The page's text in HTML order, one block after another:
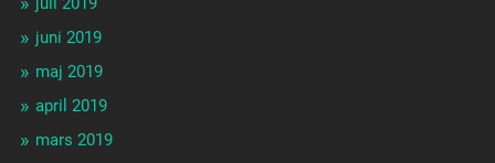
juni 2019
maj 2019
april 2019
mars 2019